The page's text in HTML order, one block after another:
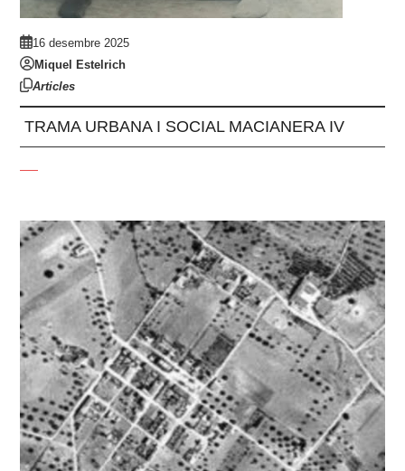
16 desembre 2025
Miquel Estelrich
Articles
TRAMA URBANA I SOCIAL MACIANERA IV